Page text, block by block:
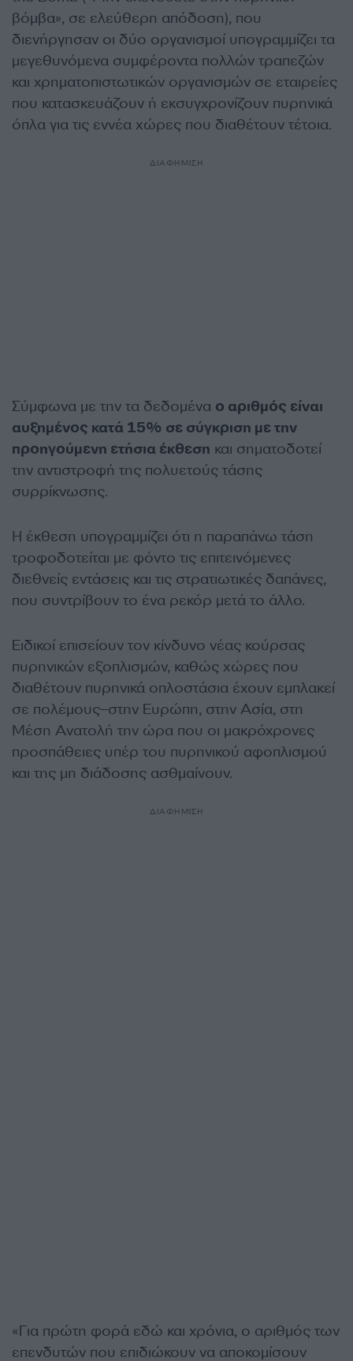
βόμβα», σε ελεύθερη απόδοση), που
διενήργησαν οι δύο οργανισμοί υπογραμμίζει τα
μεγεθυνόμενα συμφέροντα πολλών τραπεζών
και χρηματοπιστωτικών οργανισμών σε εταιρείες
που κατασκευάζουν ή εκσυγχρονίζουν πυρηνικά
όπλα για τις εννέα χώρες που διαθέτουν τέτοια.
ΔΙΑΦΗΜΙΣΗ
Σύμφωνα με την τα δεδομένα ο αριθμός είναι
αυξημένος κατά 15% σε σύγκριση με την
προηγούμενη ετήσια έκθεση και σηματοδοτεί
την αντιστροφή της πολυετούς τάσης
συρρίκνωσης.
Η έκθεση υπογραμμίζει ότι η παραπάνω τάση
τροφοδοτείται με φόντο τις επιτεινόμενες
διεθνείς εντάσεις και τις στρατιωτικές δαπάνες,
που συντρίβουν το ένα ρεκόρ μετά το άλλο.
Ειδικοί επισείουν τον κίνδυνο νέας κούρσας
πυρηνικών εξοπλισμών, καθώς χώρες που
διαθέτουν πυρηνικά οπλοστάσια έχουν εμπλακεί
σε πολέμους–στην Ευρώπη, στην Ασία, στη
Μέση Ανατολή την ώρα που οι μακρόχρονες
προσπάθειες υπέρ του πυρηνικού αφοπλισμού
και της μη διάδοσης ασθμαίνουν.
ΔΙΑΦΗΜΙΣΗ
«Για πρώτη φορά εδώ και χρόνια, ο αριθμός των
επενδυτών που επιδιώκουν να αποκομίσουν